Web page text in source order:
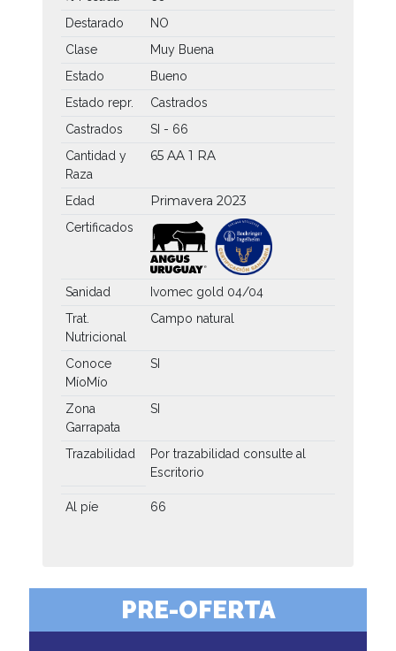
Destarado
NO
Clase
Muy Buena
Estado
Bueno
Estado repr.
Castrados
Castrados
SI - 66
Cantidad y
Raza
65 AA 1 RA
Edad Primavera 2023
Certificados
Sanidad
Ivomec gold 04/04
Trat.
Nutricional
Campo natural
Conoce
MíoMío
SI
Zona
Garrapata
SI
Trazabilidad
Por trazabilidad consulte al
Escritorio
Al píe 66
PRE-OFERTA